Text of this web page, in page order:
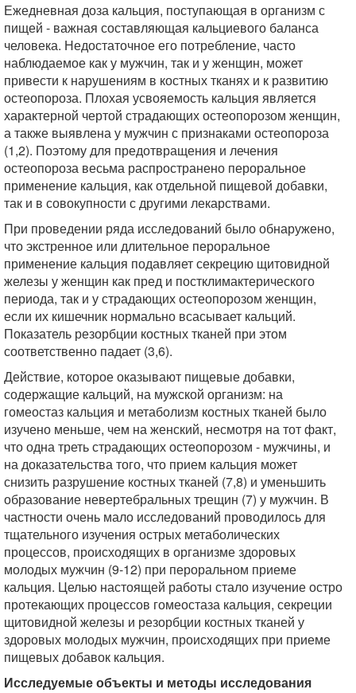
Ежедневная доза кальция, поступающая в организм с
пищей - важная составляющая кальциевого баланса
человека. Недостаточное его потребление, часто
наблюдаемое как у мужчин, так и у женщин, может
привести к нарушениям в костных тканях и к развитию
остеопороза. Плохая усвояемость кальция является
характерной чертой страдающих остеопорозом женщин,
а также выявлена у мужчин с признаками остеопороза
(1,2). Поэтому для предотвращения и лечения
остеопороза весьма распространено пероральное
применение кальция, как отдельной пищевой добавки,
так и в совокупности с другими лекарствами.
При проведении ряда исследований было обнаружено,
что экстренное или длительное пероральное
применение кальция подавляет секрецию щитовидной
железы у женщин как пред и постклимактерического
периода, так и у страдающих остеопорозом женщин,
если их кишечник нормально всасывает кальций.
Показатель резорбции костных тканей при этом
соответственно падает (3,6).
Действие, которое оказывают пищевые добавки,
содержащие кальций, на мужской организм: на
гомеостаз кальция и метаболизм костных тканей было
изучено меньше, чем на женский, несмотря на тот факт,
что одна треть страдающих остеопорозом - мужчины, и
на доказательства того, что прием кальция может
снизить разрушение костных тканей (7,8) и уменьшить
образование невертебральных трещин (7) у мужчин. В
частности очень мало исследований проводилось для
тщательного изучения острых метаболических
процессов, происходящих в организме здоровых
молодых мужчин (9-12) при пероральном приеме
кальция. Целью настоящей работы стало изучение остро
протекающих процессов гомеостаза кальция, секреции
щитовидной железы и резорбции костных тканей у
здоровых молодых мужчин, происходящих при приеме
пищевых добавок кальция.
Исследуемые объекты и методы исследования